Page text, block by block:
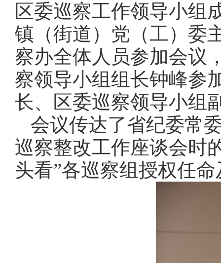
区委巡察工作领导小组
镇（街道）党（工）委
察办全体人员参加会议
察领导小组组长钟峰参
长、区委巡察领导小组
会议传达了省纪委常
巡察整改工作座谈会时
头看”各巡察组授权任